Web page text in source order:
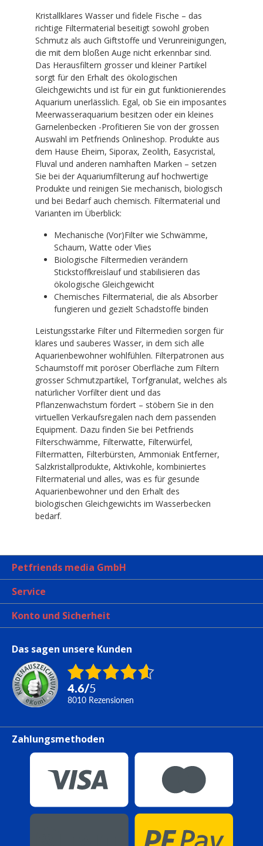
Kristallklares Wasser und fidele Fische – das
richtige Filtermaterial beseitigt sowohl groben
Schmutz als auch Giftstoffe und Verunreinigungen,
die mit dem bloßen Auge nicht erkennbar sind.
Das Herausfiltern grosser und kleiner Partikel
sorgt für den Erhalt des ökologischen
Gleichgewichts und ist für ein gut funktionierendes
Aquarium unerlässlich. Egal, ob Sie ein imposantes
Meerwasseraquarium besitzen oder ein kleines
Garnelenbecken -Profitieren Sie von der grossen
Auswahl im Petfriends Onlineshop. Produkte aus
dem Hause Eheim, Siporax, Zeolith, Easycristal,
Fluval und anderen namhaften Marken – setzen
Sie bei der Aquariumfilterung auf hochwertige
Produkte und reinigen Sie mechanisch, biologisch
und bei Bedarf auch chemisch. Filtermaterial und
Varianten im Überblick:
Mechanische (Vor)Filter wie Schwämme,
Schaum, Watte oder Vlies
Biologische Filtermedien verändern
Stickstoffkreislauf und stabilisieren das
ökologische Gleichgewicht
Chemisches Filtermaterial, die als Absorber
fungieren und gezielt Schadstoffe binden
Leistungsstarke Filter und Filtermedien sorgen für
klares und sauberes Wasser, in dem sich alle
Aquarienbewohner wohlfühlen. Filterpatronen aus
Schaumstoff mit poröser Oberfläche zum Filtern
grosser Schmutzpartikel, Torfgranulat, welches als
natürlicher Vorfilter dient und das
Pflanzenwachstum fördert – stöbern Sie in den
virtuellen Verkaufsregalen nach dem passenden
Equipment. Dazu finden Sie bei Petfriends
Filterschwämme, Filterwatte, Filterwürfel,
Filtermatten, Filterbürsten, Ammoniak Entferner,
Salzkristallprodukte, Aktivkohle, kombiniertes
Filtermaterial und alles, was es für gesunde
Aquarienbewohner und den Erhalt des
biologischen Gleichgewichts im Wasserbecken
bedarf.
Petfriends media GmbH
Service
Konto und Sicherheit
Das sagen unsere Kunden
4.6/5
8010 Rezensionen
Zahlungsmethoden